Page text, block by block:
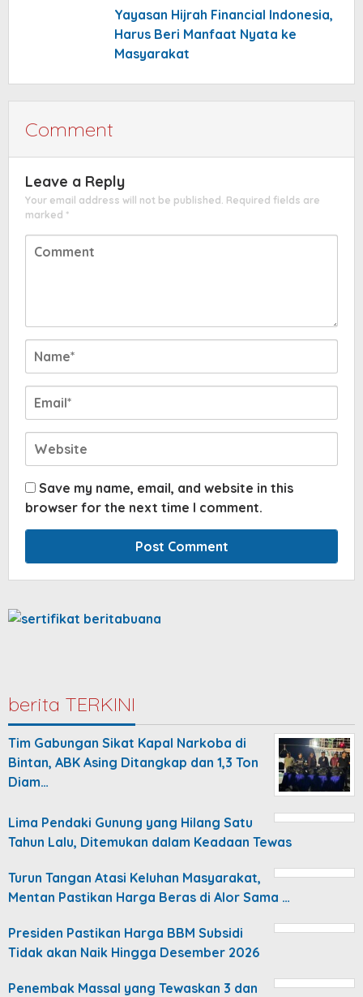
Yayasan Hijrah Financial Indonesia,
Harus Beri Manfaat Nyata ke
Masyarakat
Comment
Leave a Reply
Your email address will not be published. Required fields are
marked *
Save my name, email, and website in this
browser for the next time I comment.
berita TERKINI
Tim Gabungan Sikat Kapal Narkoba di
Bintan, ABK Asing Ditangkap dan 1,3 Ton
Diam…
Lima Pendaki Gunung yang Hilang Satu
Tahun Lalu, Ditemukan dalam Keadaan Tewas
Turun Tangan Atasi Keluhan Masyarakat,
Mentan Pastikan Harga Beras di Alor Sama …
Presiden Pastikan Harga BBM Subsidi
Tidak akan Naik Hingga Desember 2026
Penembak Massal yang Tewaskan 3 dan